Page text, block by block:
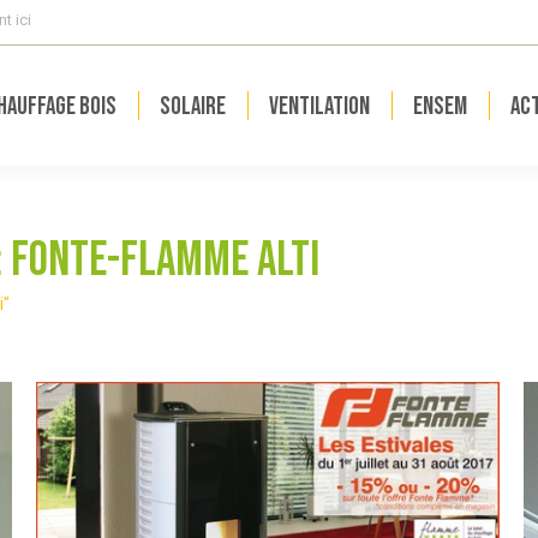
ici
bois Solaire Ventilation ENSEM
Fonte-Flamme Alti